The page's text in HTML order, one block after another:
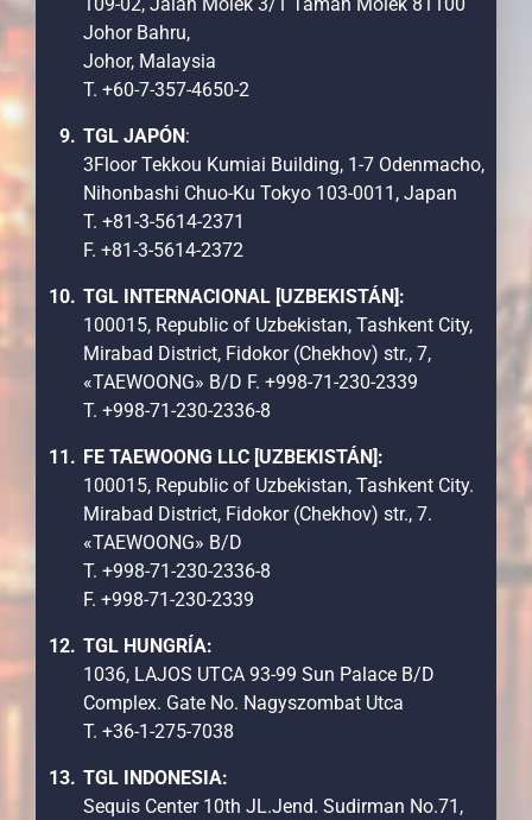
Johor Bahru,
Johor, Malaysia
T. +60-7-357-4650-2
TGL JAPÓN :
3Floor Tekkou Kumiai Building, 1-7 Odenmacho,
Nihonbashi Chuo-Ku Tokyo 103-0011, Japan
T. +81-3-5614-2371
F. +81-3-5614-2372
TGL INTERNACIONAL [UZBEKISTÁN]:
100015, Republic of Uzbekistan, Tashkent City,
Mirabad District, Fidokor (Chekhov) str., 7,
«TAEWOONG» B/D F. +998-71-230-2339
T. +998-71-230-2336-8
FE TAEWOONG LLC [UZBEKISTÁN]:
100015, Republic of Uzbekistan, Tashkent City.
Mirabad District, Fidokor (Chekhov) str., 7.
«TAEWOONG» B/D
T. +998-71-230-2336-8
F. +998-71-230-2339
TGL HUNGRÍA:
1036, LAJOS UTCA 93-99 Sun Palace B/D
Complex. Gate No. Nagyszombat Utca
T. +36-1-275-7038
TGL INDONESIA:
Sequis Center 10th JL.Jend. Sudirman No.71,